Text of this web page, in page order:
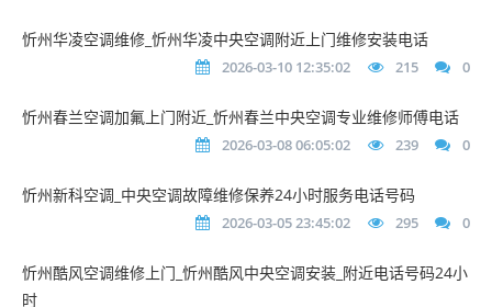
忻州华凌空调维修_忻州华凌中央空调附近上门维修安装电话
2026-03-10 12:35:02 215 0
忻州春兰空调加氟上门附近_忻州春兰中央空调专业维修师傅电话
2026-03-08 06:05:02 239 0
忻州新科空调_中央空调故障维修保养24小时服务电话号码
2026-03-05 23:45:02 295 0
忻州酷风空调维修上门_忻州酷风中央空调安装_附近电话号码24小
时